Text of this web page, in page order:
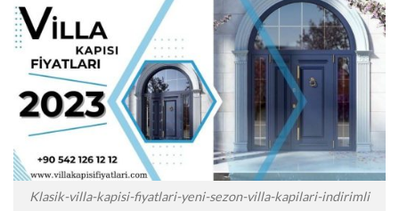
Klasik-villa-kapisi-fiyatlari-yeni-sezon-villa-kapilari-indirimli